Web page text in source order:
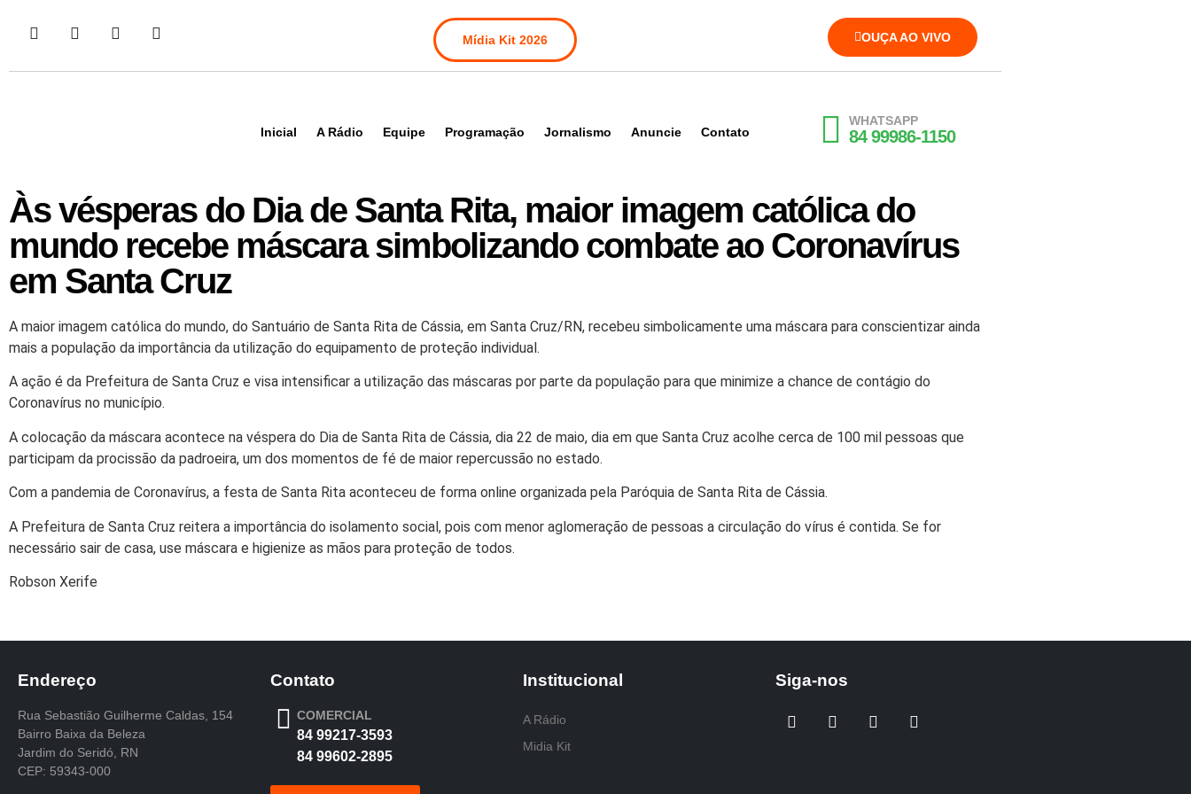
Mídia Kit 2026 OUÇA AO VIVO
Inicial A Rádio Equipe Programação Jornalismo Anuncie Contato
WHATSAPP
84 99986-1150
Às vésperas do Dia de Santa Rita, maior imagem católica do
mundo recebe máscara simbolizando combate ao Coronavírus
em Santa Cruz
A maior imagem católica do mundo, do Santuário de Santa Rita de Cássia, em Santa Cruz/RN, recebeu simbolicamente uma máscara para conscientizar ainda
mais a população da importância da utilização do equipamento de proteção individual.
A ação é da Prefeitura de Santa Cruz e visa intensificar a utilização das máscaras por parte da população para que minimize a chance de contágio do
Coronavírus no município.
A colocação da máscara acontece na véspera do Dia de Santa Rita de Cássia, dia 22 de maio, dia em que Santa Cruz acolhe cerca de 100 mil pessoas que
participam da procissão da padroeira, um dos momentos de fé de maior repercussão no estado.
Com a pandemia de Coronavírus, a festa de Santa Rita aconteceu de forma online organizada pela Paróquia de Santa Rita de Cássia.
A Prefeitura de Santa Cruz reitera a importância do isolamento social, pois com menor aglomeração de pessoas a circulação do vírus é contida. Se for
necessário sair de casa, use máscara e higienize as mãos para proteção de todos.
Robson Xerife
Endereço
Rua Sebastião Guilherme Caldas, 154
Bairro Baixa da Beleza
Jardim do Seridó, RN
CEP: 59343-000
Contato
COMERCIAL
84 99217-3593
84 99602-2895
Institucional
A Rádio
Midia Kit
Siga-nos